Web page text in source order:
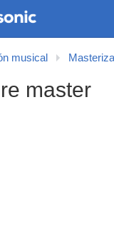
musical
master